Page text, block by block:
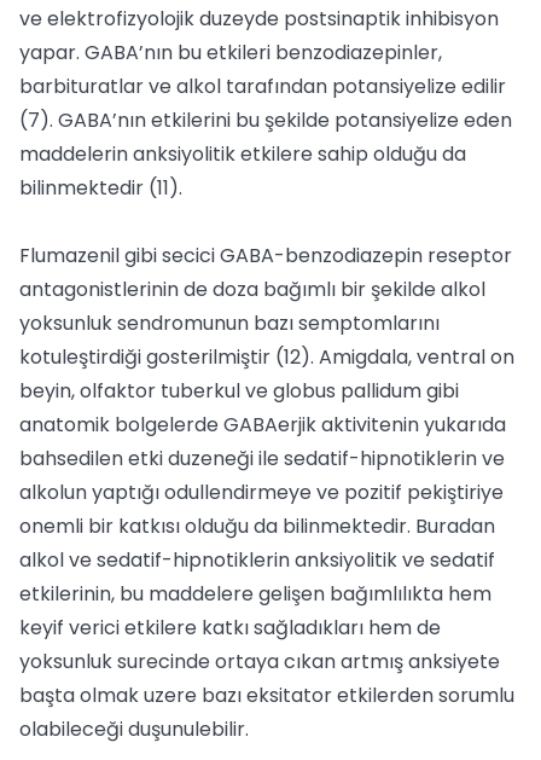
ve elektrofizyolojik duzeyde postsinaptik inhibisyon
yapar. GABA’nın bu etkileri benzodiazepinler,
barbituratlar ve alkol tarafından potansiyelize edilir
(7). GABA’nın etkilerini bu şekilde potansiyelize eden
maddelerin anksiyolitik etkilere sahip olduğu da
bilinmektedir (11).
Flumazenil gibi secici GABA-benzodiazepin reseptor
antagonistlerinin de doza bağımlı bir şekilde alkol
yoksunluk sendromunun bazı semptomlarını
kotuleştirdiği gosterilmiştir (12). Amigdala, ventral on
beyin, olfaktor tuberkul ve globus pallidum gibi
anatomik bolgelerde GABAerjik aktivitenin yukarıda
bahsedilen etki duzeneği ile sedatif-hipnotiklerin ve
alkolun yaptığı odullendirmeye ve pozitif pekiştiriye
onemli bir katkısı olduğu da bilinmektedir. Buradan
alkol ve sedatif-hipnotiklerin anksiyolitik ve sedatif
etkilerinin, bu maddelere gelişen bağımlılıkta hem
keyif verici etkilere katkı sağladıkları hem de
yoksunluk surecinde ortaya cıkan artmış anksiyete
başta olmak uzere bazı eksitator etkilerden sorumlu
olabileceği duşunulebilir.